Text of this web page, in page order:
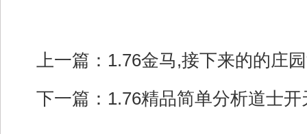
上一篇： 1.76金马,接下来的的庄
下一篇： 1.76精品简单分析道士开